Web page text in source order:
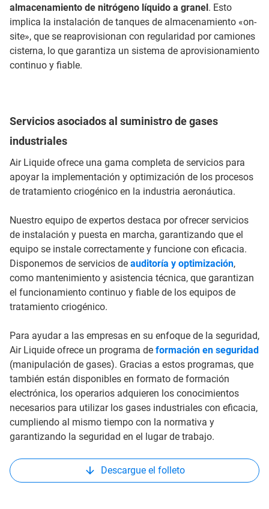
almacenamiento de nitrógeno líquido a granel. Esto
implica la instalación de tanques de almacenamiento «on-
site», que se reaprovisionan con regularidad por camiones
cisterna, lo que garantiza un sistema de aprovisionamiento
continuo y fiable.
Servicios asociados al suministro de gases
industriales
Air Liquide ofrece una gama completa de servicios para
apoyar la implementación y optimización de los procesos
de tratamiento criogénico en la industria aeronáutica.
Nuestro equipo de expertos destaca por ofrecer servicios
de instalación y puesta en marcha, garantizando que el
equipo se instale correctamente y funcione con eficacia.
Disponemos de servicios de auditoría y optimización,
como mantenimiento y asistencia técnica, que garantizan
el funcionamiento continuo y fiable de los equipos de
tratamiento criogénico.
Para ayudar a las empresas en su enfoque de la seguridad,
Air Liquide ofrece un programa de formación en seguridad
(manipulación de gases). Gracias a estos programas, que
también están disponibles en formato de formación
electrónica, los operarios adquieren los conocimientos
necesarios para utilizar los gases industriales con eficacia,
cumpliendo al mismo tiempo con la normativa y
garantizando la seguridad en el lugar de trabajo.
Descargue el folleto